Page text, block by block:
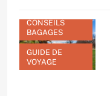
CONSEILS
BAGAGES
GUIDE DE
VOYAGE